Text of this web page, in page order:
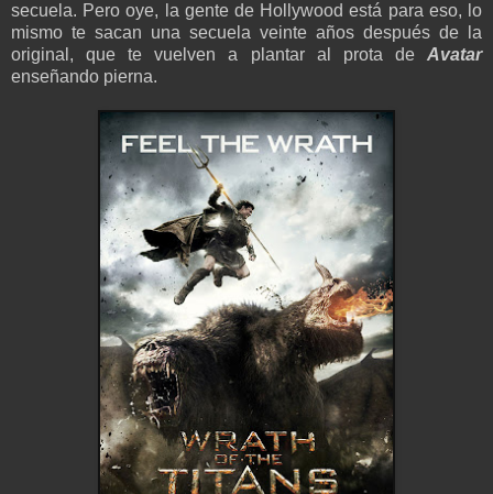
secuela. Pero oye, la gente de Hollywood está para eso, lo
mismo te sacan una secuela veinte años después de la
original, que te vuelven a plantar al prota de Avatar
enseñando pierna.